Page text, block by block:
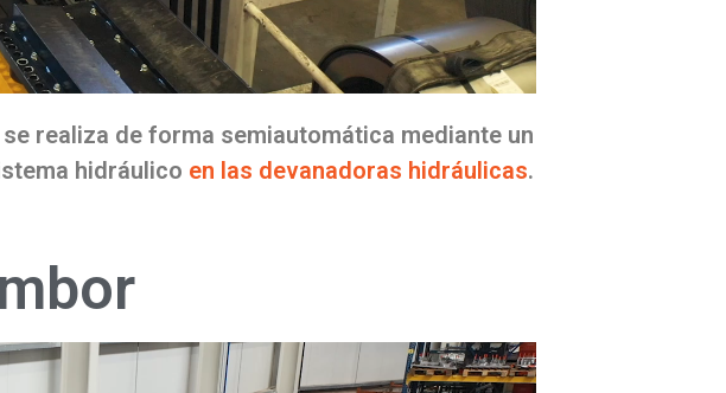
realiza de forma semiautomática mediante un
hidráulico en las devanadoras hidráulicas.